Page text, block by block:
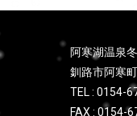
阿寒湖温泉
釧路市阿寒
TEL : 0154-
FAX : 0154-